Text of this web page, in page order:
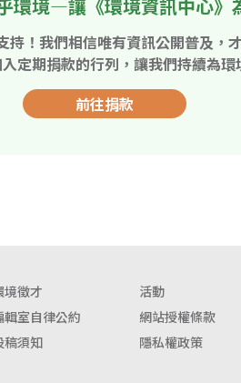
環境—讓《環境資訊中心》
持！我們相信唯有資訊公開普及，
定期捐款的行列，讓我們持續為環
前往捐款
境徵才 活動
輯室自律公約
網站授權條款
稿須知
隱私權政策